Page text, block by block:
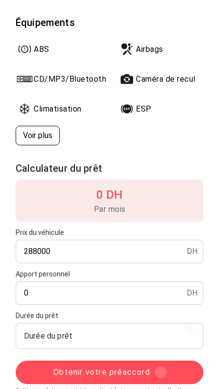
- Année-Modèle : 2020
- Kilométrage : 119 000 km
- Carburant : Diesel sans adblue
- Origine : WW au Maroc
- Airbags
- Climatisation
- Système de navigation GPS
- Sièges cuir
- Vitres électriques
- Régulateur et limiteur de vitesse
- Lecteur CD MP3 Bluetooth
- Verrouillage centralisé à distance
- 5 portes
Contactez-moi pour plus d'informations.
Équipements
ABS Airbags
CD/MP3/Bluetooth Caméra de recul
Climatisation ESP
Voir plus
Calculateur du prêt
Prix du véhicule
DH
Apport personnel
DH
Durée du prêt
Durée du prêt
0 DH
Par mois
Obtenir votre préaccord